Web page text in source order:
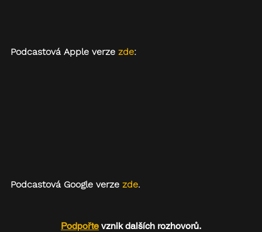
Podcastová Apple verze zde:
Podcastová Google verze zde.
Podpořte vznik dalších rozhovorů.